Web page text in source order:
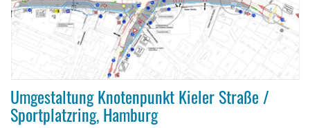
Umgestaltung Knotenpunkt Kieler Straße /
Sportplatzring, Hamburg